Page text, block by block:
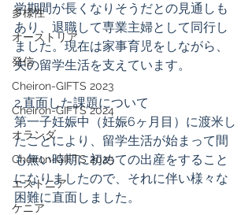
多様性
オーストリア
発信
Cheiron-GIFTS 2023
Cheiron-GIFTS 2024
オランダ
Cheiron-GIFTS 2025
エストニア
ケニア
学期間が長くなりそうだとの見通しも
あり、退職して専業主婦として同行し
ました。現在は家事育児をしながら、
夫の留学生活を支えています。
2.直面した課題について
第一子妊娠中（妊娠6ヶ月目）に渡米し
たことにより、留学生活が始まって間
も無い時期に初めての出産をすること
になりましたので、それに伴い様々な
困難に直面しました。